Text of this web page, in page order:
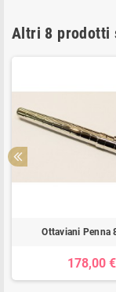
Altri 8 prodotti
Ottaviani Penna
178,00 €